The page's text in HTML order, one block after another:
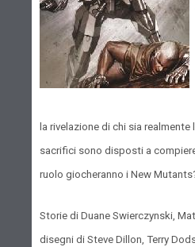
la rivelazione di chi sia realmente
sacrifici sono disposti a
ruolo giocheranno i New
Storie di Duane Swierczynski,
disegni di Steve Dillon, Terry